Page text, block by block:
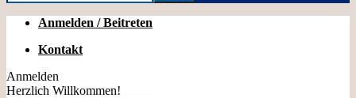
Anmelden / Beitreten
Kontakt
Anmelden
Herzlich Willkommen!